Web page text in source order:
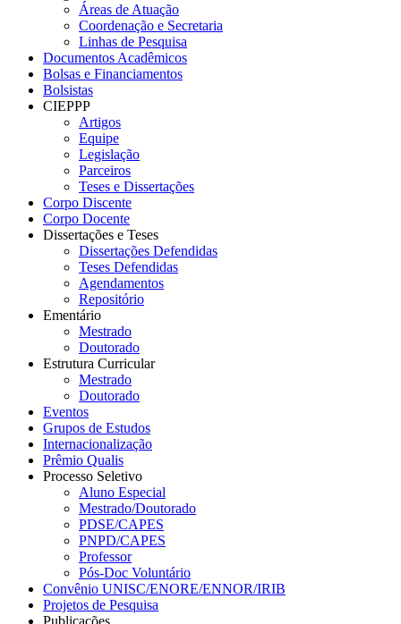
Áreas de Atuação
Coordenação e Secretaria
Linhas de Pesquisa
Documentos Acadêmicos
Bolsas e Financiamentos
Bolsistas
CIEPPP
Artigos
Equipe
Legislação
Parceiros
Teses e Dissertações
Corpo Discente
Corpo Docente
Dissertações e Teses
Dissertações Defendidas
Teses Defendidas
Agendamentos
Repositório
Ementário
Mestrado
Doutorado
Estrutura Curricular
Mestrado
Doutorado
Eventos
Grupos de Estudos
Internacionalização
Prêmio Qualis
Processo Seletivo
Aluno Especial
Mestrado/Doutorado
PDSE/CAPES
PNPD/CAPES
Professor
Pós-Doc Voluntário
Convênio UNISC/ENORE/ENNOR/IRIB
Projetos de Pesquisa
Publicações